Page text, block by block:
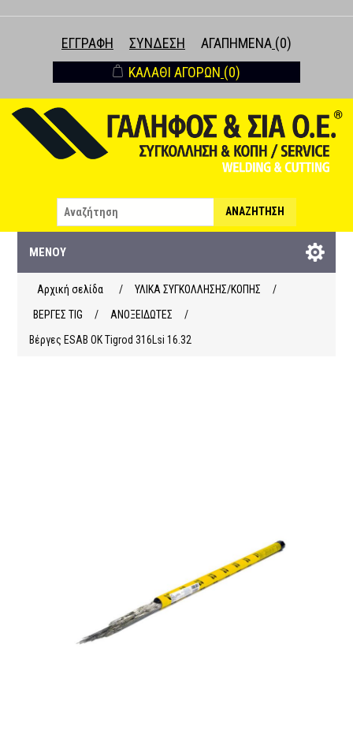
ΕΓΓΡΑΦΉ ΣΎΝΔΕΣΗ ΑΓΑΠΗΜΈΝΑ (0)
ΚΑΛΆΘΙ ΑΓΟΡΏΝ (0)
ΑΝΑΖΉΤΗΣΗ
ΜΕΝΟΎ
Αρχική σελίδα / ΥΛΙΚΑ ΣΥΓΚΟΛΛΗΣΗΣ/ΚΟΠΗΣ
/
ΒΕΡΓΕΣ ΤΙG
/ ΑΝΟΞΕΙΔΩΤΕΣ
/
Βέργες ESAB OK Tigrod 316Lsi 16.32